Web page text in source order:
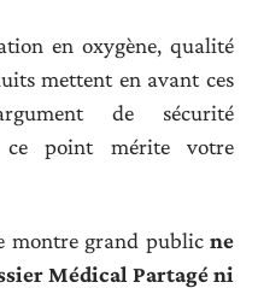
en oxygène, qualité
mettent en avant ces
de sécurité
ce point mérite votre
montre grand public ne
Médical Partagé ni